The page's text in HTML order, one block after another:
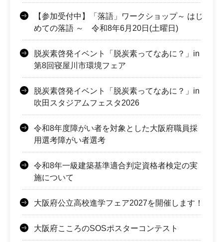
【参加受付中】「落語」ワークショップ～ はじ
めての落語 ～ 令和8年6月20日(土曜日)
脱炭素啓発イベント「脱炭素ってなあに？」in
第8回寝屋川市環境フェア
脱炭素啓発イベント「脱炭素ってなあに？」in
吹田スタジアムフェスタ2026
令和8年度障がい者を対象とした大阪府職員採
用選考障がい者選考
令和8年一級建築基準適合判定資格者検定の実
施について
大阪府公立高校進学フェア2027を開催します！
大阪府こころのSOSポスターコンテスト